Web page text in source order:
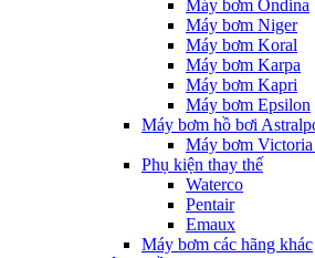
Máy bơm Ondina
Máy bơm Niger
Máy bơm Koral
Máy bơm Karpa
Máy bơm Kapri
Máy bơm Epsilon
Máy bơm hồ bơi
Máy bơm
Phụ kiện thay thế
Waterco
Pentair
Emaux
Máy bơm các hãng khác